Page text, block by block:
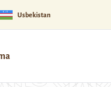
Usbekistan